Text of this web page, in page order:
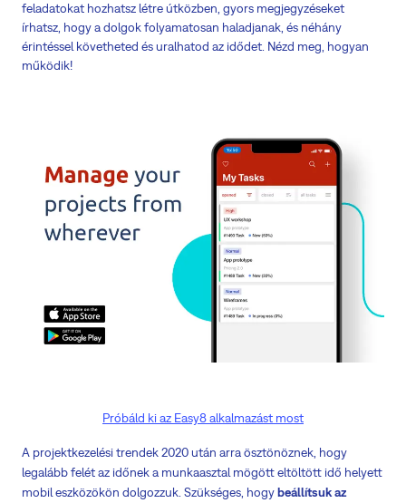
feladatokat hozhatsz létre útközben, gyors megjegyzéseket
írhatsz, hogy a dolgok folyamatosan haladjanak, és néhány
érintéssel követheted és uralhatod az idődet. Nézd meg, hogyan
működik!
Próbáld ki az Easy8 alkalmazást most
A projektkezelési trendek 2020 után arra ösztönöznek, hogy
legalább felét az időnek a munkaasztal mögött eltöltött idő helyett
mobil eszközökön dolgozzuk. Szükséges, hogybeállítsuk az